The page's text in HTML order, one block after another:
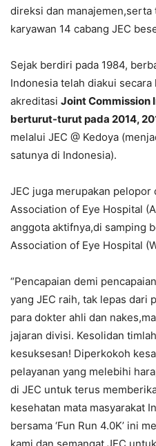
direksi dan
karyawan 14 cabang JEC
Sejak berdiri pada 1984,
Indonesia telah diakui
akreditasi Joint Commission
berturut-turut pada 2014,
melalui JEC @ Kedoya
satunya di Indonesia).
JEC juga merupakan pelopor
Association of Eye Hospital
anggota aktifnya,di samping
Association of Eye Hospital
“Pencapaian demi
yang JEC raih, tak lepas dari
para dokter ahli dan
jajaran divisi. Kesolidan
kesuksesan! Diperkokoh
pelayanan yang melebihi
di JEC untuk terus
kesehatan mata masyarakat
bersama ‘Fun Run 4.0K’ ini
kami dan semangat JEC